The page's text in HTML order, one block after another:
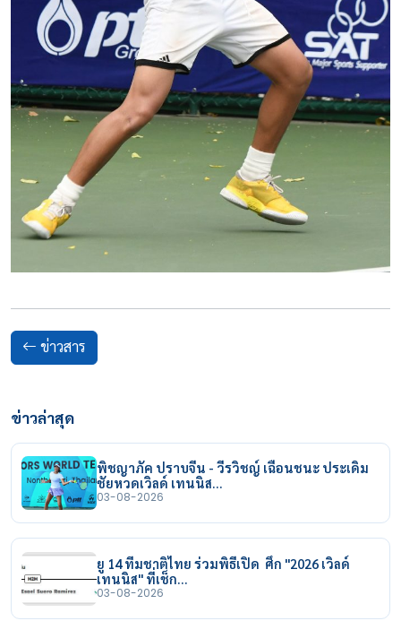
ข่าวสาร
ข่าวล่าสุด
พิชญาภัค ปราบจีน - วีรวิชญ์ เฉือนชนะ ประเดิม
ชัยหวดเวิลด์ เทนนิส…
03-08-2026
ยู 14 ทีมชาติไทย ร่วมพิธีเปิด ศึก "2026 เวิลด์
เทนนิส" ที่เช็ก…
03-08-2026